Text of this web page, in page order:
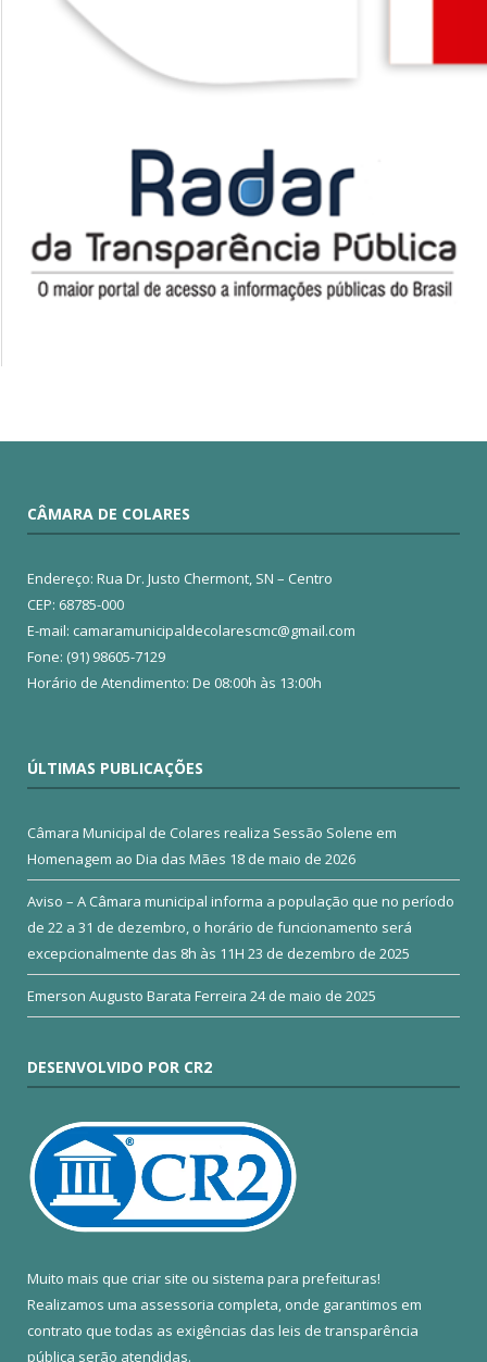
CÂMARA DE COLARES
Endereço: Rua Dr. Justo Chermont, SN – Centro
CEP: 68785-000
E-mail: camaramunicipaldecolarescmc@gmail.com
Fone: (91) 98605-7129
Horário de Atendimento: De 08:00h às 13:00h
ÚLTIMAS PUBLICAÇÕES
Câmara Municipal de Colares realiza Sessão Solene em
Homenagem ao Dia das Mães 18 de maio de 2026
Aviso – A Câmara municipal informa a população que no período
de 22 a 31 de dezembro, o horário de funcionamento será
excepcionalmente das 8h às 11H 23 de dezembro de 2025
Emerson Augusto Barata Ferreira 24 de maio de 2025
DESENVOLVIDO POR CR2
Muito mais que criar site ou sistema para prefeituras!
Realizamos uma assessoria completa, onde garantimos em
contrato que todas as exigências das leis de transparência
pública serão atendidas.